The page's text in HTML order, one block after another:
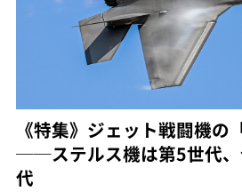
《特集》ジェット戦闘機の
──ステルス機は第5世代、
代